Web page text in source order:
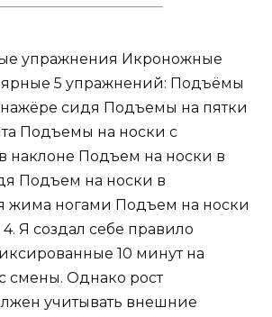
упражнения Икроножные
5 упражнений: Подъёмы
сидя Подъемы на пятки
Подъемы на носки с
наклоне Подъем на носки в
Подъем на носки в
жима ногами Подъем на носки
Я создал себе правило
10 минут на
смены. Однако рост
учитывать внешние